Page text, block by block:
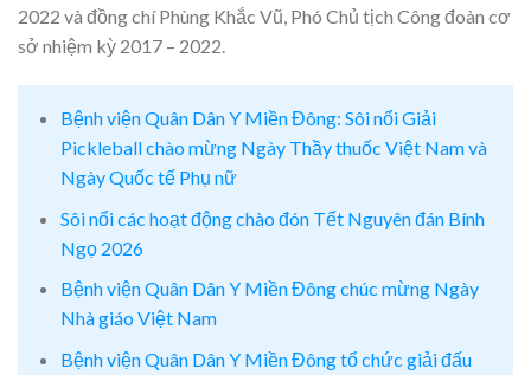
2022 và đồng chí Phùng Khắc Vũ, Phó Chủ tịch Công đoàn cơ
sở nhiệm kỳ 2017 – 2022.
Bệnh viện Quân Dân Y Miền Đông: Sôi nổi Giải
Pickleball chào mừng Ngày Thầy thuốc Việt Nam và
Ngày Quốc tế Phụ nữ
Sôi nổi các hoạt động chào đón Tết Nguyên đán Bính
Ngọ 2026
Bệnh viện Quân Dân Y Miền Đông chúc mừng Ngày
Nhà giáo Việt Nam
Bệnh viện Quân Dân Y Miền Đông tổ chức giải đấu